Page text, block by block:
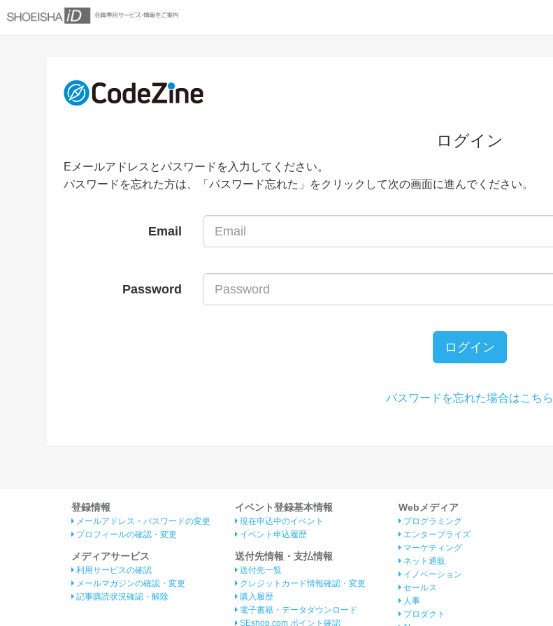
ログイン
Eメールアドレスとパスワードを入力してください。
パスワードを忘れた方は、「パスワード忘れた」をクリックして次の画面に進んでください。
Email
Password
ログイン
パスワードを忘れた場合はこちら
登録情報
メールアドレス・パスワードの変更
プロフィールの確認・変更
メディアサービス
利用サービスの確認
メールマガジンの確認・変更
記事購読状況確認・解除
イベント登録基本情報
現在申込中のイベント
イベント申込履歴
送付先情報・支払情報
送付先一覧
クレジットカード情報確認・変更
購入履歴
電子書籍・データダウンロード
SEshop.com ポイント確認
Webメディア
プログラミング
エンタープライズ
マーケティング
ネット通販
イノベーション
セールス
人事
プロダクト